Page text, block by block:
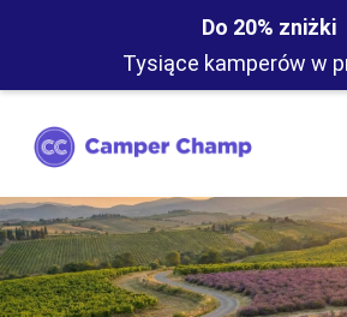
Do 20% zniżki
Tysiące kamperów w